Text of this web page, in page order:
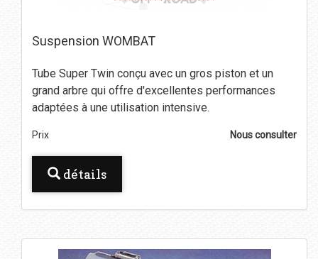
Suspension WOMBAT
Tube Super Twin conçu avec un gros piston et un
grand arbre qui offre d'excellentes performances
adaptées à une utilisation intensive.
Prix Nous consulter
détails